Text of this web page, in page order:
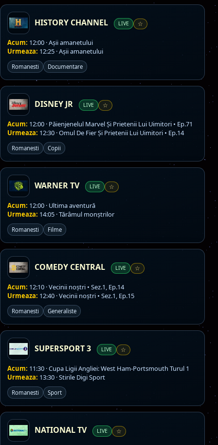
HISTORY CHANNEL LIVE ☆
Acum: 12:00 · Aşii amanetului
Urmeaza: 12:25 · Aşii amanetului
Romanesti Documentare
DISNEY JR LIVE ☆
Acum: 12:00 · Păienjenelul Marvel Și Prietenii Lui Uimitori • Ep.71
Urmeaza: 12:30 · Omul De Fier Și Prietenii Lui Uimitori • Ep.14
Romanesti Copii
WARNER TV LIVE ☆
Acum: 12:00 · Ultima aventură
Urmeaza: 14:05 · Tărâmul monștrilor
Romanesti Filme
COMEDY CENTRAL LIVE ☆
Acum: 12:10 · Vecinii noștri • Sez.1, Ep.14
Urmeaza: 12:40 · Vecinii noștri • Sez.1, Ep.15
Romanesti Generaliste
SUPERSPORT 3 LIVE ☆
Acum: 11:30 · Cupa Ligii Angliei: West Ham-Portsmouth Turul 1
Urmeaza: 13:30 · Stirile Digi Sport
Romanesti Sport
NATIONAL TV LIVE ☆